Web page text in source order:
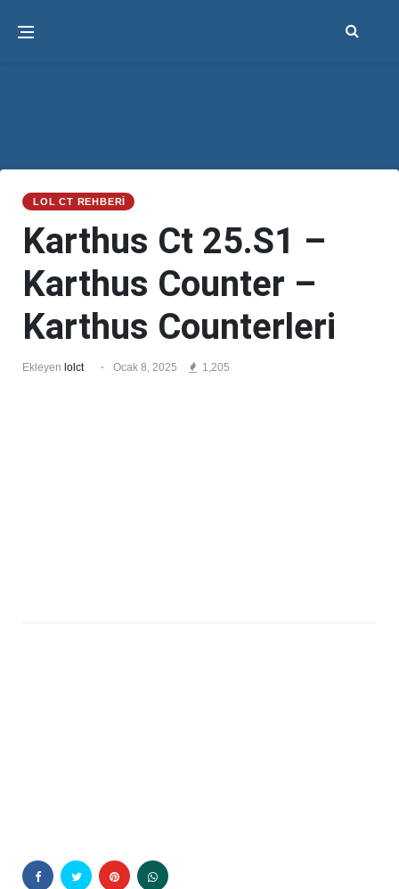
LOL CT REHBERI
Karthus Ct 25.S1 –
Karthus Counter –
Karthus Counterleri
Ekleyen lolct Ocak 8, 2025 1,205